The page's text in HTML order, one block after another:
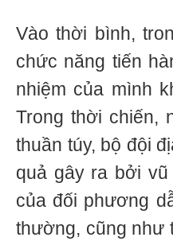
Vào thời bình,
chức năng tiến
nhiệm của mình
Trong thời chiến,
thuần túy, bộ đội
quả gây ra bởi
của đối phương
thường, cũng như